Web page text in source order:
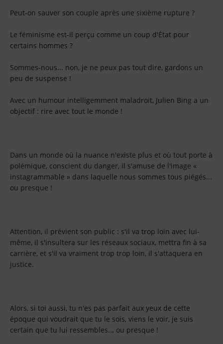
Peut-on sauver son couple après une sixième rupture ?
Le féminisme est-il perçu comme un coup d'État pour
certains hommes ?
Sommes-nous... non, je ne peux pas tout dire, gardons un
peu de suspense !
Avec un humour intelligemment maladroit, Julien Bing a un
objectif : rire avec tout le monde !
Dans un monde où la nuance n'existe plus et où tout porte à
polémique, conscient du danger, il s'amuse de l'image «
instagrammable » dans laquelle nous sommes tous piégés...
ou presque !
Attention, il prévient son public : s'il va trop loin avec lui-
même, il s'insultera sur les réseaux sociaux, mettra fin à sa
carrière, et s'il va vraiment trop trop loin, il s'attaquera en
justice.
Alors, si toi aussi, tu n'es pas parfait aux yeux de cette
époque qui voudrait que tu le sois, viens le voir, je suis
certain que tu lui ressembles... ou presque !